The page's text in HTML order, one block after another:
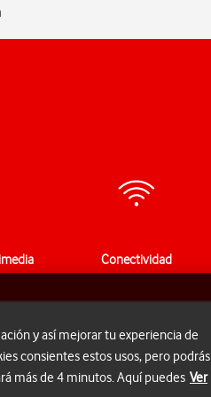
Conectividad
y así mejorar tu experiencia de
consientes estos usos, pero podrás
más de 4 minutos. Aquí puedes Ver